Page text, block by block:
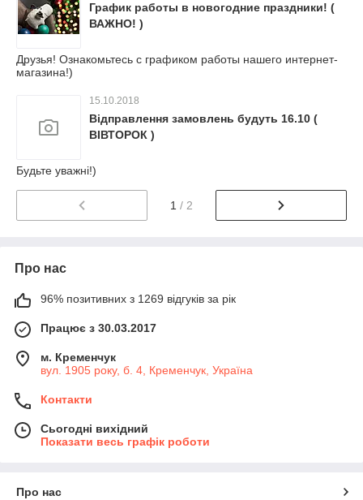
График работы в новогодние праздники! (
ВАЖНО! )
Друзья! Ознакомьтесь с графиком работы нашего интернет-
магазина!)
15.10.2018
Відправлення замовлень будуть 16.10 (
ВІВТОРОК )
Будьте уважні!)
1 / 2
Про нас
96% позитивних з 1269 відгуків за рік
Працює з 30.03.2017
м. Кременчук
вул. 1905 року, б. 4, Кременчук, Україна
Контакти
Сьогодні вихідний
Показати весь графік роботи
Про нас